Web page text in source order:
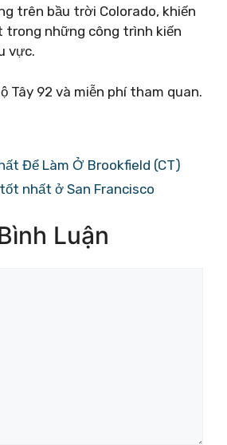
trên bầu trời Colorado, khiến
những công trình kiến
vực.
Tây 92 và miễn phí tham quan.
Để Làm Ở Brookfield (CT)
nhất ở San Francisco
Luận